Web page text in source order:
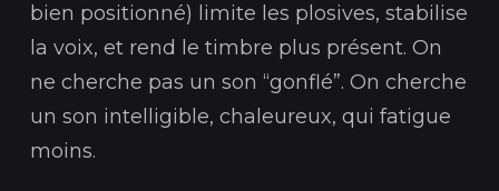
bien positionné) limite les plosives, stabilise
la voix, et rend le timbre plus présent. On
ne cherche pas un son “gonflé”. On cherche
un son intelligible, chaleureux, qui fatigue
moins.